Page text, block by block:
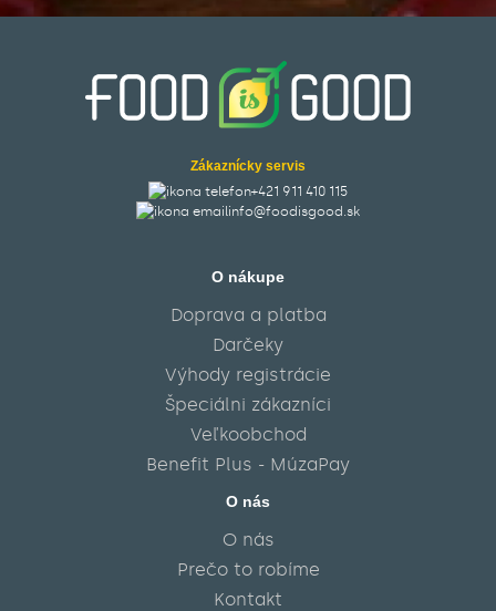
Zákaznícky servis
+421 911 410 115‬
info@foodisgood.sk
O nákupe
Doprava a platba
Darčeky
Výhody registrácie
Špeciálni zákazníci
Veľkoobchod
Benefit Plus - MúzaPay
O nás
O nás
Prečo to robíme
Kontakt